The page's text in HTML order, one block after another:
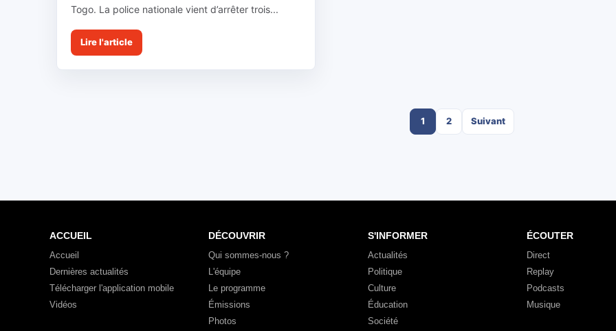
Togo. La police nationale vient d’arrêter trois...
Lire l'article
1 2 Suivant
ACCUEIL
Accueil
Dernières actualités
Télécharger l'application mobile
Vidéos
DÉCOUVRIR
Qui sommes-nous ?
L'équipe
Le programme
Émissions
Photos
S'INFORMER
Actualités
Politique
Culture
Éducation
Société
ÉCOUTER
Direct
Replay
Podcasts
Musique